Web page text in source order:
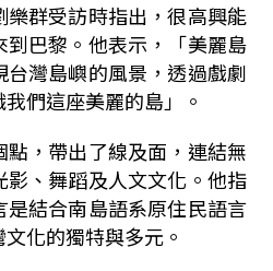
樂群受訪時指出，很高興能
巴黎。他表示，「美麗島
灣島嶼的風景，透過戲劇
們這座美麗的島」。
，帶出了線及面，連結無
、舞蹈及人文文化。他指
結合南島語系原住民語言
化的獨特與多元。